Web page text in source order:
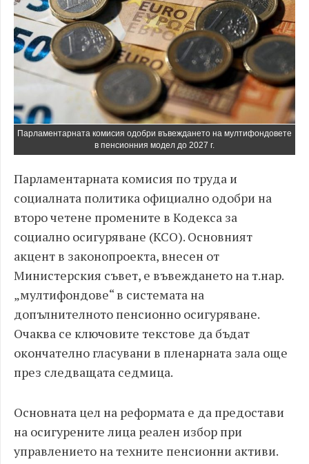
Парламентарната комисия одобри въвеждането на мултифондовете
в пенсионния модел до 2027 г.
Парламентарната комисия по труда и
социалната политика официално одобри на
второ четене промените в Кодекса за
социално осигуряване (КСО). Основният
акцент в законопроекта, внесен от
Министерския съвет, е въвеждането на т.нар.
„мултифондове“ в системата на
допълнителното пенсионно осигуряване.
Очаква се ключовите текстове да бъдат
окончателно гласувани в пленарната зала още
през следващата седмица.
Основната цел на реформата е да предостави
на осигурените лица реален избор при
управлението на техните пенсионни активи.